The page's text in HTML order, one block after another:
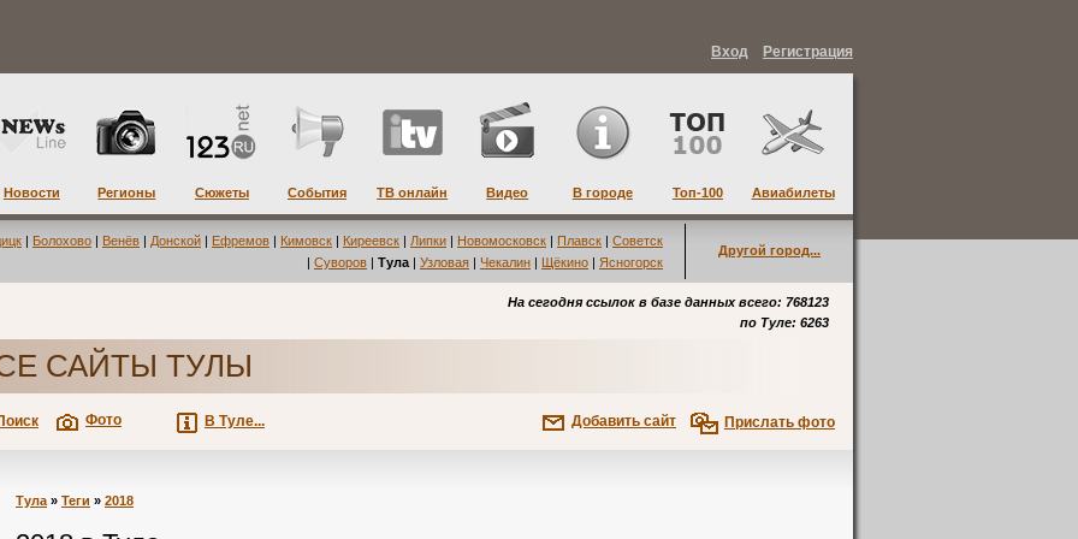
Вход Регистрация
Новости Регионы Сюжеты События ТВ онлайн Видео В городе Топ-100 Авиабилеты
| Болохово | Венёв | Донской | Ефремов | Кимовск | Киреевск | Липки | Новомосковск | Плавск | Советск
| Суворов | Тула | Узловая | Чекалин | Щёкино | Ясногорск
Другой город...
На сегодня ссылок в базе данных всего: 768123
по Туле: 6263
САЙТЫ ТУЛЫ
Фото В Туле... Прислать фото
Добавить сайт
Тула » Теги » 2018